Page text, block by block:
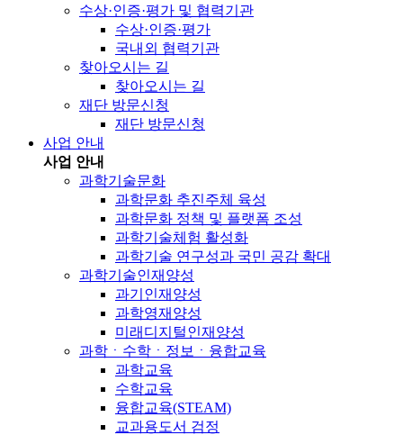
수상·인증·평가 및 협력기관
수상·인증·평가
국내외 협력기관
찾아오시는 길
찾아오시는 길
재단 방문신청
재단 방문신청
사업 안내
사업 안내
과학기술문화
과학문화 추진주체 육성
과학문화 정책 및 플랫폼 조성
과학기술체험 활성화
과학기술 연구성과 국민 공감 확대
과학기술인재양성
과기인재양성
과학영재양성
미래디지털인재양성
과학ㆍ수학ㆍ정보ㆍ융합교육
과학교육
수학교육
융합교육(STEAM)
교과용도서 검정